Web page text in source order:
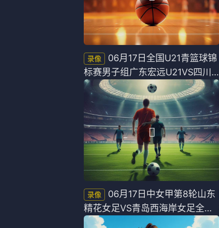
06月17日全国U21青篮球锦
标赛男子组广东宏远U21VS四川
锦城U21全场录像
06月17日中女甲第8轮山东
精花女足VS青岛西海岸女足全场
录像